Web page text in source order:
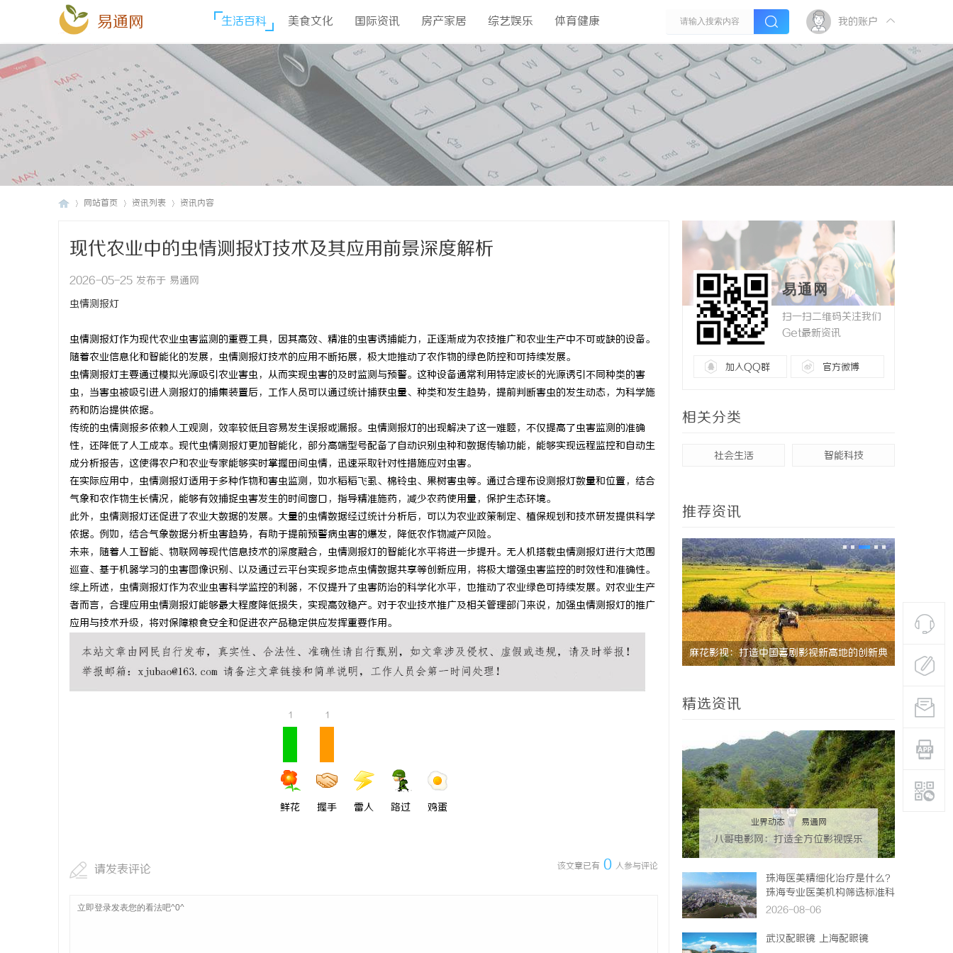
易通网 生活百科 美食文化 国际资讯 房产家居 综艺娱乐 体育健康 我的账户
网站首页 资讯列表 资讯内容
现代农业中的虫情测报灯技术及其应用前景深度解析
2026-05-25 发布于 易通网
虫情测报灯
虫情测报灯作为现代农业虫害监测的重要工具，因其高效、精准的虫害诱捕能力，正逐渐成为农技推广和农业生产中不可或缺的设备。
随着农业信息化和智能化的发展，虫情测报灯技术的应用不断拓展，极大地推动了农作物的绿色防控和可持续发展。
虫情测报灯主要通过模拟光源吸引农业害虫，从而实现虫害的及时监测与预警。这种设备通常利用特定波长的光源诱引不同种类的害
虫，当害虫被吸引进入测报灯的捕集装置后，工作人员可以通过统计捕获虫量、种类和发生趋势，提前判断害虫的发生动态，为科学施
药和防治提供依据。
传统的虫情测报多依赖人工观测，效率较低且容易发生误报或漏报。虫情测报灯的出现解决了这一难题，不仅提高了虫害监测的准确
性，还降低了人工成本。现代虫情测报灯更加智能化，部分高端型号配备了自动识别虫种和数据传输功能，能够实现远程监控和自动生
成分析报告，这使得农户和农业专家能够实时掌握田间虫情，迅速采取针对性措施应对虫害。
在实际应用中，虫情测报灯适用于多种作物和害虫监测，如水稻稻飞虱、棉铃虫、果树害虫等。通过合理布设测报灯数量和位置，结合
气象和农作物生长情况，能够有效捕捉虫害发生的时间窗口，指导精准施药，减少农药使用量，保护生态环境。
此外，虫情测报灯还促进了农业大数据的发展。大量的虫情数据经过统计分析后，可以为农业政策制定、植保规划和技术研发提供科学
依据。例如，结合气象数据分析虫害趋势，有助于提前预警病虫害的爆发，降低农作物减产风险。
未来，随着人工智能、物联网等现代信息技术的深度融合，虫情测报灯的智能化水平将进一步提升。无人机搭载虫情测报灯进行大范围
巡查、基于机器学习的虫害图像识别、以及通过云平台实现多地点虫情数据共享等创新应用，将极大增强虫害监控的时效性和准确性。
综上所述，虫情测报灯作为农业虫害科学监控的利器，不仅提升了虫害防治的科学化水平，也推动了农业绿色可持续发展。对农业生产
者而言，合理应用虫情测报灯能够最大程度降低损失，实现高效稳产。对于农业技术推广及相关管理部门来说，加强虫情测报灯的推广
应用与技术升级，将对保障粮食安全和促进农产品稳定供应发挥重要作用。
1
鲜花
1
握手 雷人 路过 鸡蛋
该文章已有 0 人参与评论
请发表评论
易通网
扫一扫二维码关注我们
Get最新资讯
加入QQ群 官方微博
相关分类
社会生活 智能科技
推荐资讯
温婉灵动，一眼万年！久匠量身定制的眉眼
唇，才是你整张脸的点睛之笔！淡颜系女生的
武汉配眼镜 上海配眼镜 麻花影视：打造中国喜剧影视新高地的创新典 全面解析
影体验平台
精选资讯
业界动态 | 易通网
八哥电影网：打造全方位影视娱乐
新体验的平台解析
珠海医美精细化治疗是什么？
珠海专业医美机构筛选标准科
普
2026-08-06
武汉配眼镜 上海配眼镜